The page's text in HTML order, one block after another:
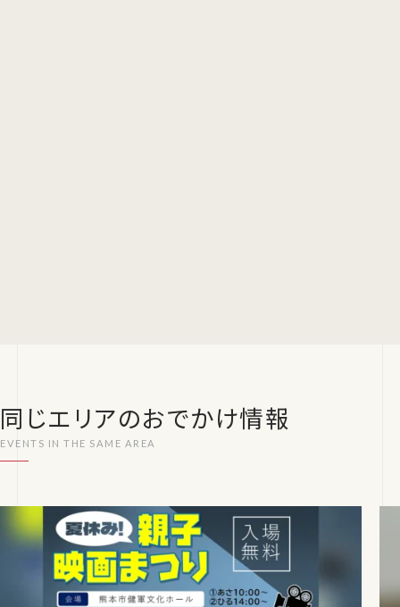
同じエリアのおでかけ情報